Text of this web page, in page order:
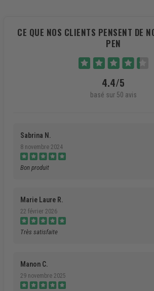
CE QUE NOS CLIENTS PENSENT DE
PEN
4.4/5
basé sur 50 avis
Sabrina N.
8 novembre 2024
Bon produit
Marie Laure R.
22 février 2026
Très satisfaite
Manon C.
29 novembre 2025